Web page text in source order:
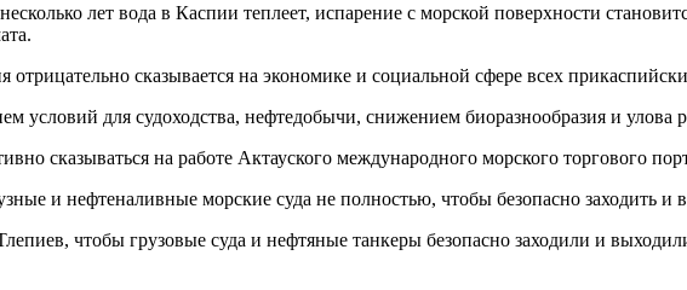
лет вода в Каспии теплеет, испарение с морской поверхности
сказывается на экономике и социальной сфере всех
условий для судоходства, нефтедобычи, снижением биоразнообразия и
сказываться на работе Актауского международного морского торгового
и нефтеналивные морские суда не полностью, чтобы безопасно заходить и
чтобы грузовые суда и нефтяные танкеры безопасно заходили и